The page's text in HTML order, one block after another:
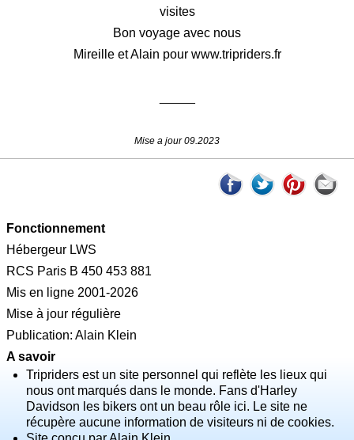
visites
Bon voyage avec nous
Mireille et Alain pour www.tripriders.fr
Mise a jour 09.2023
Fonctionnement
Hébergeur LWS
RCS Paris B 450 453 881
Mis en ligne 2001-2026
Mise à jour régulière
Publication: Alain Klein
A savoir
Tripriders est un site personnel qui reflète les lieux qui
nous ont marqués dans le monde. Fans d'Harley
Davidson les bikers ont un beau rôle ici. Le site ne
récupère aucune information de visiteurs ni de cookies.